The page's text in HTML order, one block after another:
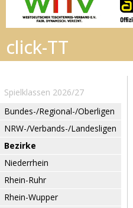
Spielklassen 2026/27
Bundes-/Regional-/Oberligen
NRW-/Verbands-/Landesligen
Bezirke
Niederrhein
Rhein-Ruhr
Rhein-Wupper